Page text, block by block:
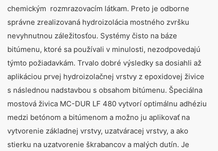
chemickým rozmrazovacím látkam. Preto je odborne
správne zrealizovaná hydroizolácia mostného zvršku
nevyhnutnou záležitosťou. Systémy čisto na báze
bitúmenu, ktoré sa používali v minulosti, nezodpovedajú
týmto požiadavkám. Trvalo dobré výsledky sa dosiahli až
aplikáciou prvej hydroizolačnej vrstvy z epoxidovej živice
s následnou nadstavbou s obsahom bitúmenu. Špeciálna
mostová živica MC-DUR LF 480 vytvorí optimálnu adhéziu
medzi betónom a bitúmenom a možno ju aplikovať na
vytvorenie základnej vrstvy, uzatváracej vrstvy, a ako
stierku na uzatvorenie škrabancov a malých dutín. Je